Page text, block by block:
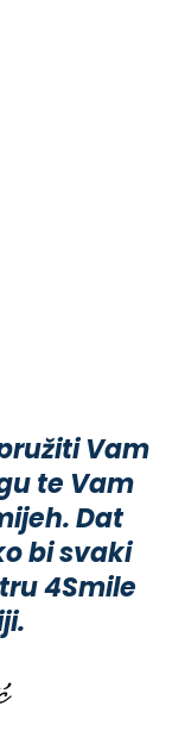
Vam
te Vam
Dat
bi svaki
4Smile